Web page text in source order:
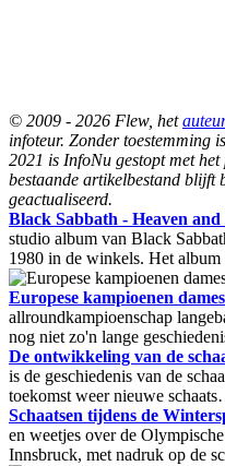
© 2009 - 2026 Flew, het
infoteur. Zonder toestemming
2021 is InfoNu gestopt met
bestaande artikelbestand blijft
geactualiseerd.
Black Sabbath - Heaven and
studio album van Black
1980 in de winkels. Het
Europese kampioenen
allroundkampioenschap
nog niet zo'n lange
De ontwikkeling van de
is de geschiedenis van de
toekomst weer nieuwe
Schaatsen tijdens de
en weetjes over de
Innsbruck, met nadruk op de